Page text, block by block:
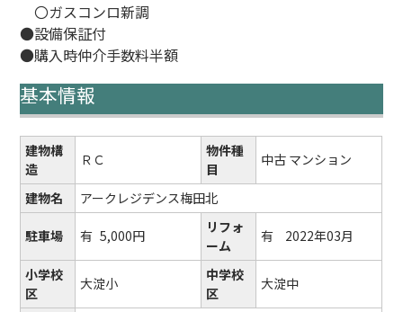
〇ガスコンロ新調
●設備保証付
●購入時仲介手数料半額
基本情報
建物構
造
ＲＣ
物件種
目
中古 マンション
建物名 アークレジデンス梅田北
駐車場 有 5,000円
リフォ
ーム
有 2022年03月
小学校
区
大淀小
中学校
区
大淀中